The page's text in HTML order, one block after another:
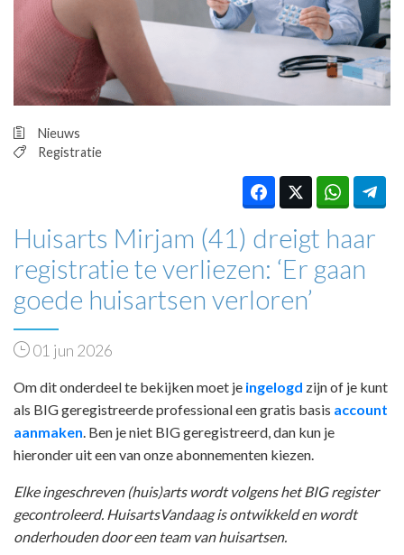
PRAKTIJKZAKEN
TARIEVEN
VPHUISARTSEN
MEDISCHE VAKHANDEL
REGISTRATIE
Nieuws
Registratie
Huisarts Mirjam (41) dreigt haar
registratie te verliezen: ‘Er gaan
goede huisartsen verloren’
01 jun 2026
Om dit onderdeel te bekijken moet je ingelogd zijn of je kunt
als BIG geregistreerde professional een gratis basis account
aanmaken. Ben je niet BIG geregistreerd, dan kun je
hieronder uit een van onze abonnementen kiezen.
Elke ingeschreven (huis)arts wordt volgens het BIG register
gecontroleerd. HuisartsVandaag is ontwikkeld en wordt
onderhouden door een team van huisartsen.